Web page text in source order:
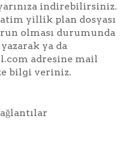
indirebilirsiniz.
yillik plan dosyası
olması durumunda
ya da
adresine mail
bilgi veriniz.